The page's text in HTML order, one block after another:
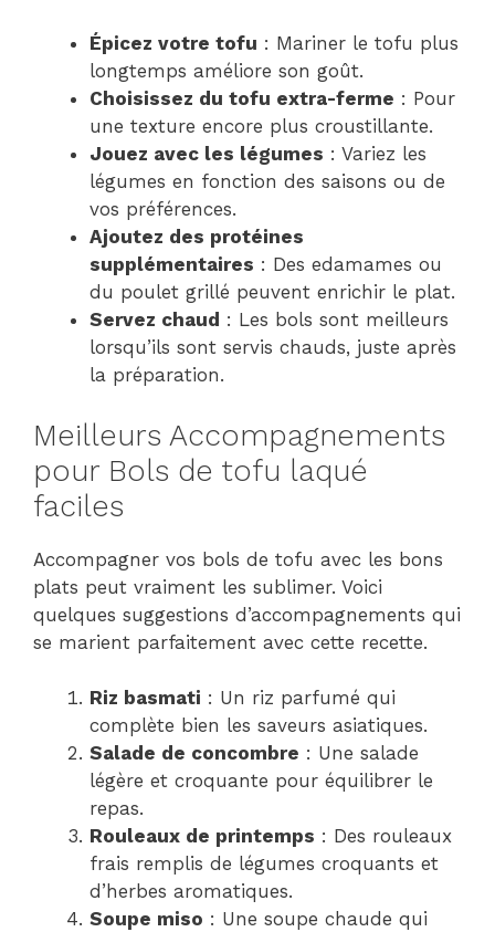
Épicez votre tofu : Mariner le tofu plus
longtemps améliore son goût.
Choisissez du tofu extra-ferme : Pour
une texture encore plus croustillante.
Jouez avec les légumes : Variez les
légumes en fonction des saisons ou de
vos préférences.
Ajoutez des protéines
supplémentaires : Des edamames ou
du poulet grillé peuvent enrichir le plat.
Servez chaud : Les bols sont meilleurs
lorsqu’ils sont servis chauds, juste après
la préparation.
Meilleurs Accompagnements
pour Bols de tofu laqué
faciles
Accompagner vos bols de tofu avec les bons
plats peut vraiment les sublimer. Voici
quelques suggestions d’accompagnements qui
se marient parfaitement avec cette recette.
Riz basmati : Un riz parfumé qui
complète bien les saveurs asiatiques.
Salade de concombre : Une salade
légère et croquante pour équilibrer le
repas.
Rouleaux de printemps : Des rouleaux
frais remplis de légumes croquants et
d’herbes aromatiques.
Soupe miso : Une soupe chaude qui